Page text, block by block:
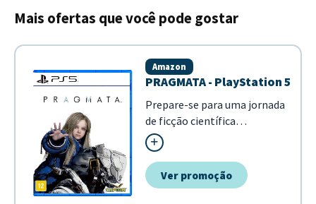
Mais ofertas que você pode gostar
PRAGMATA - PlayStation 5
Amazon
Prepare-se para uma jornada
de ficção científica
extraordinária com
Pragmata, o novo e
misterioso título de ação e
aventura da Capcom
Ver promoção